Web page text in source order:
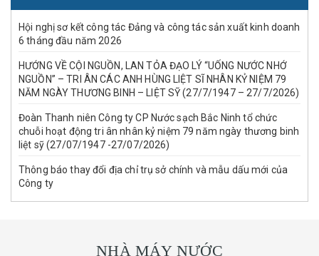
Hội nghị sơ kết công tác Đảng và công tác sản xuất kinh doanh
6 tháng đầu năm 2026
HƯỚNG VỀ CỘI NGUỒN, LAN TỎA ĐẠO LÝ “UỐNG NƯỚC NHỚ
NGUỒN” – TRI ÂN CÁC ANH HÙNG LIỆT SĨ NHÂN KỶ NIỆM 79
NĂM NGÀY THƯƠNG BINH – LIỆT SỸ (27/7/1947 – 27/7/2026)
Đoàn Thanh niên Công ty CP Nước sạch Bắc Ninh tổ chức
chuỗi hoạt động tri ân nhân kỷ niệm 79 năm ngày thương binh
liệt sỹ (27/07/1947 -27/07/2026)
Thông báo thay đổi địa chỉ trụ sở chính và mẫu dấu mới của
Công ty
NHÀ MÁY NƯỚC